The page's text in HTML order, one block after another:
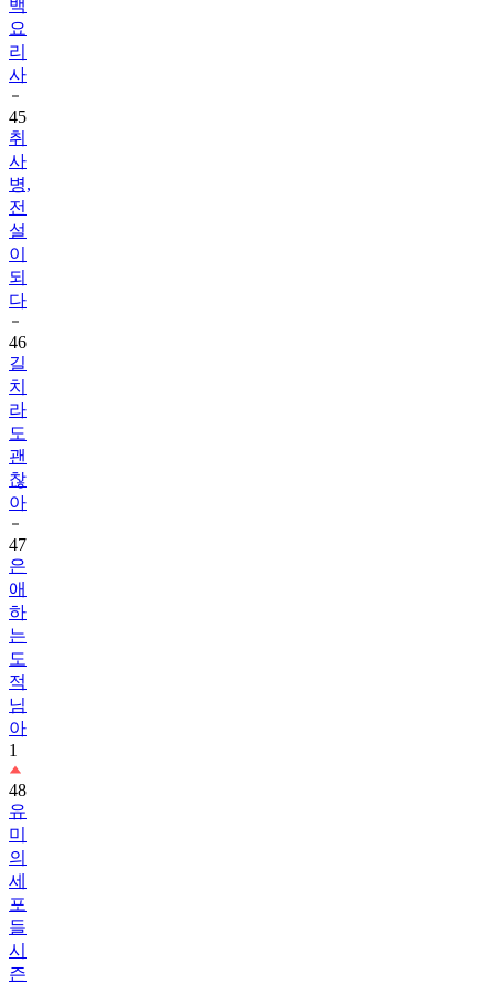
리
사
45
취
사
병,
전
설
이
되
다
46
길
치
라
도
괜
찮
아
47
은
애
하
는
도
적
님
아
1
48
유
미
의
세
포
들
시
즌
31